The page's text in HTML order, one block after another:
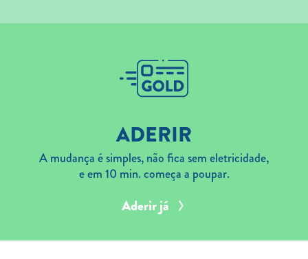
ADERIR
A mudança é simples, não fica sem eletricidade,
e em 10 min. começa a poupar.
Aderir já